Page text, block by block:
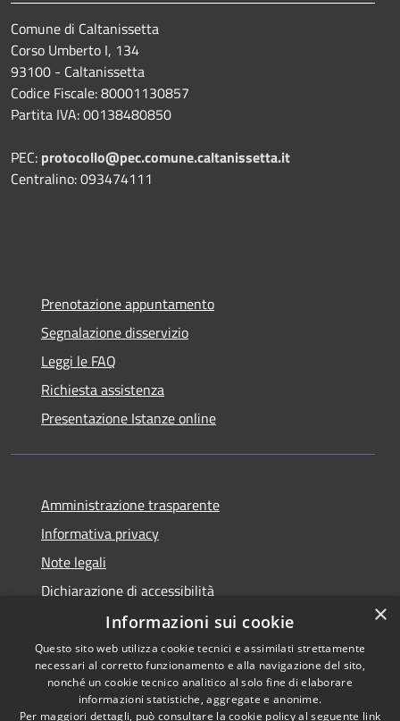
Comune di Caltanissetta
Corso Umberto I, 134
93100 - Caltanissetta
Codice Fiscale: 80001130857
Partita IVA: 00138480850
PEC: protocollo@pec.comune.caltanissetta.it
Centralino: 093474111
Prenotazione appuntamento
Segnalazione disservizio
Leggi le FAQ
Richiesta assistenza
Presentazione Istanze online
Amministrazione trasparente
Informativa privacy
Note legali
Dichiarazione di accessibilità
Accessibilità
Copyright © 2026 • Comune di
Caltanissetta • Powered by
×
Informazioni sui cookie
Questo sito web utilizza cookie tecnici e assimilati strettamente
necessari al corretto funzionamento e alla navigazione del sito,
nonché un cookie tecnico analitico al solo fine di elaborare
informazioni statistiche, aggregate e anonime.
Per maggiori dettagli, può consultare la cookie policy al seguente link